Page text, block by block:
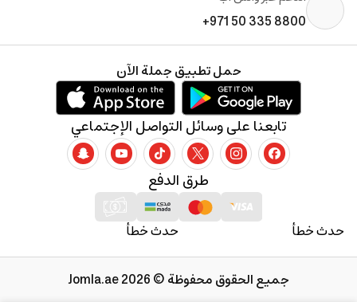
+971 50 335 8800
حدث خطأ حدث خطأ
طرق الدفع
تابعنا على وسائل التواصل الإجتماعي
حمل تطبيق جملة الآن
جميع الحقوق محفوظة © 2026 Jomla.ae